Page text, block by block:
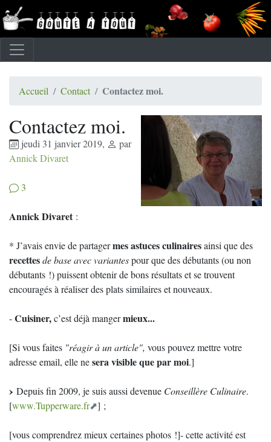
Accueil Contact Contactez moi.
Contactez moi.
jeudi 31 janvier 2019,
par
Annick Divaret
3
Annick Divaret:
* J’avais envie de partagermes astuces culinairesainsi que des
recettesde base avec variantespour que des débutants (ou non
débutants !) puissent obtenir de bons résultats et se trouvent
encouragés à réaliser des plats similaires et nouveaux.
-Cuisiner,c’est déjà mangermieux...
[Si vous faites "réagir à un article", vous pouvez mettre votre
adresse email, elle nesera visible que par moi.]
Depuis fin 2009, je suis aussi devenue Conseillère Culinaire.
[www.Tupperware.fr ] ;
[vous comprendrez mieux certaines photos !]- cette activité est